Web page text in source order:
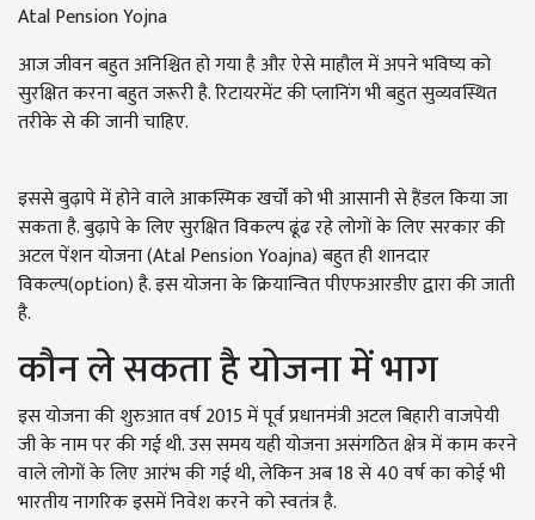
Atal Pension Yojna
आज जीवन बहुत अनिश्चित हो गया है और ऐसे माहौल में अपने भविष्य को
सुरक्षित करना बहुत जरूरी है. रिटायरमेंट की प्लानिंग भी बहुत सुव्यवस्थित
तरीके से की जानी चाहिए.
इससे बुढ़ापे में होने वाले आकस्मिक खर्चों को भी आसानी से हैंडल किया जा
सकता है. बुढ़ापे के लिए सुरक्षित विकल्प ढूंढ रहे लोगों के लिए सरकार की
अटल पेंशन योजना (Atal Pension Yoajna)बहुत ही शानदार
विकल्प(option)है. इस योजना के क्रियान्वित पीएफआरडीए द्वारा की जाती
है.
कौन ले सकता है योजना में भाग
इस योजना की शुरुआत वर्ष 2015में पूर्व प्रधानमंत्री अटल बिहारी वाजपेयी
जी के नाम पर की गई थी. उस समय यही योजना असंगठित क्षेत्र में काम करने
वाले लोगों के लिए आरंभ की गई थी, लेकिन अब18से40वर्ष का कोई भी
भारतीय नागरिक इसमें निवेश करने को स्वतंत्र है.